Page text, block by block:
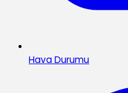
Hava Durumu